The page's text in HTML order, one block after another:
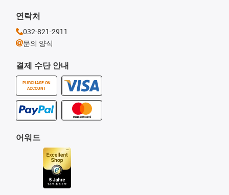
결제 수단 안내
PURCHASE ON
ACCOUNT
어워드
연락처
032-821-2911
문의 양식